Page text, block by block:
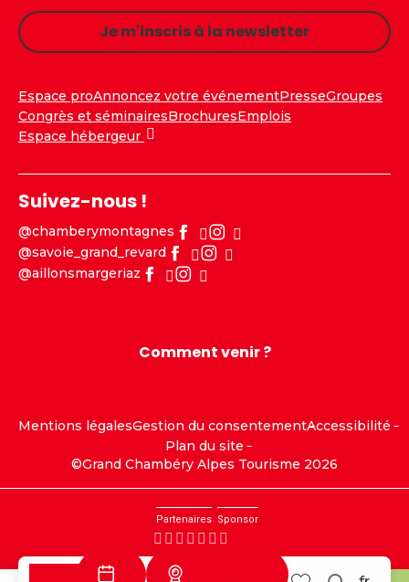
Je m'inscris à la newsletter
Espace proAnnoncez votre événementPresseGroupes
Congrès et séminairesBrochuresEmplois
Espace hébergeur
Suivez-nous !
@chamberymontagnes
@savoie_grand_revard
@aillonsmargeriaz
Comment venir ?
Mentions légalesGestion du consentementAccessibilité
Plan du site
©Grand Chambéry Alpes Tourisme 2026
Partenaires Sponsor